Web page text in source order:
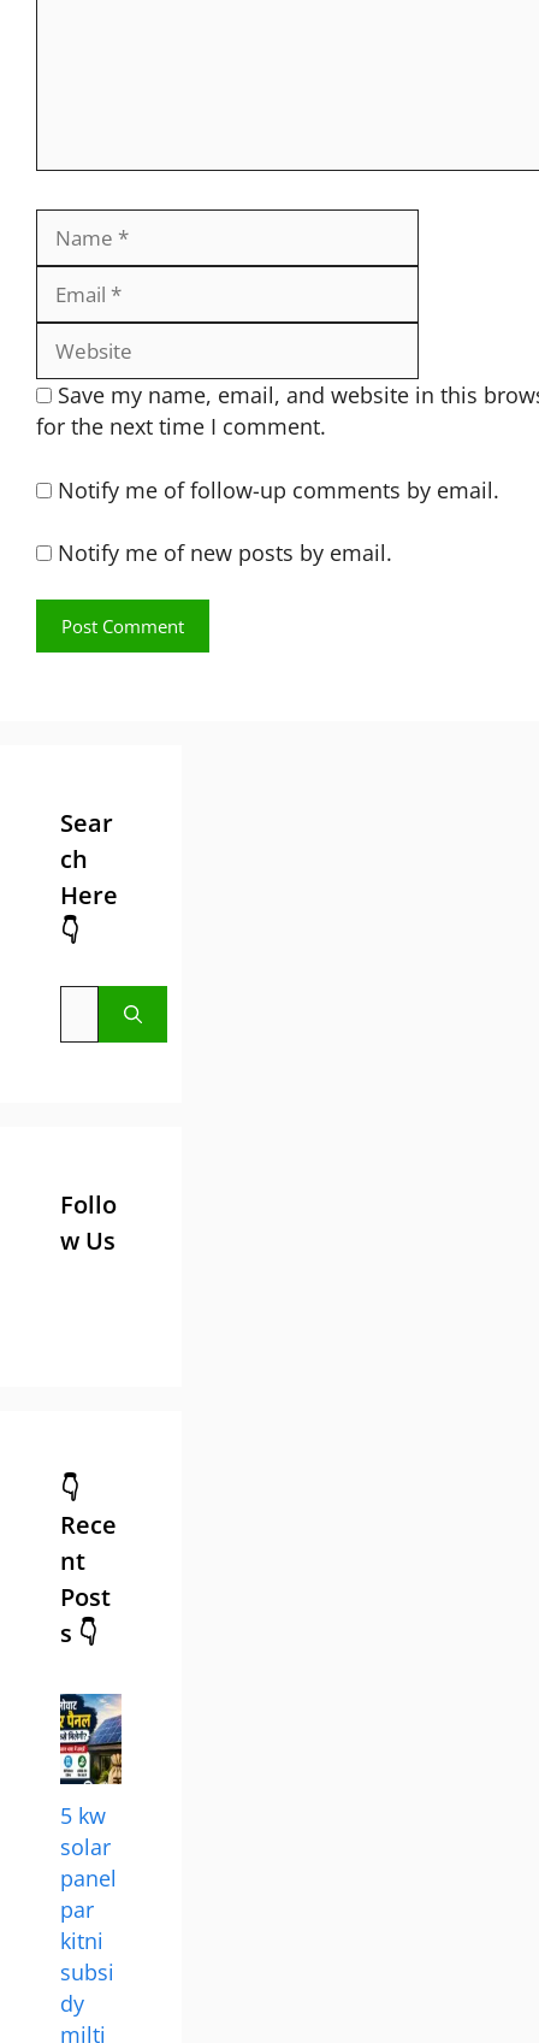
Name
Save my name, email, and website in this
for the next time I comment.
Notify me of follow-up comments by email.
Notify me of new posts by email.
Sear
ch
Here
👇
Search
Follo
w Us
👇
Rece
nt
Post
s 👇
5 kw
solar
panel
par
kitni
subsi
dy
milti